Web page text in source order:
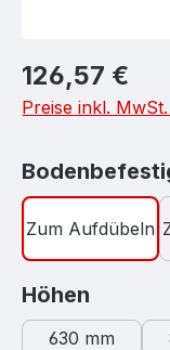
Regulärer Preis:
126,57 €
Preise inkl.
Zum Aufdübeln
Höhen
630 mm